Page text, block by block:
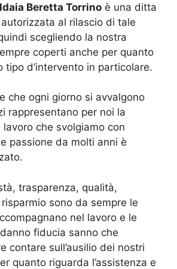
Beretta Torrino è una ditta
al rilascio di tale
scegliendo la nostra
coperti anche per quanto
tipo d’intervento in particolare.
che ogni giorno si avvalgono
rappresentano per noi la
che svolgiamo con
passione da molti anni è
trasparenza, qualità,
sono da sempre le
nel lavoro e le
fiducia sanno che
contare sull’ausilio dei nostri
quanto riguarda l’assistenza e